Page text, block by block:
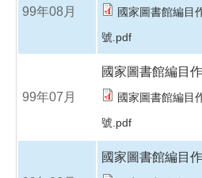
99年08月
國家圖書館編目
號.pdf
99年07月
國家圖書館編目
國家圖書館編目
號.pdf
國家圖書館編目